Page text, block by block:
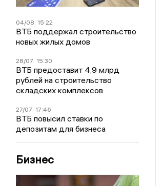
04/08 15:22
ВТБ поддержал строительство
новых жилых домов
28/07 15:30
ВТБ предоставит 4,9 млрд
рублей на строительство
складских комплексов
27/07 17:46
ВТБ повысил ставки по
депозитам для бизнеса
Бизнес